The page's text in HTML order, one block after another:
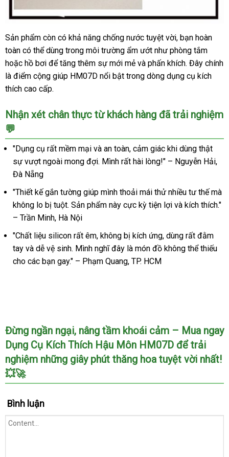
Dụng
Cụ
Kích
Thích
Hậu
Chuỗi
Hạt
Siêu
Khủng
Cho
Gay
Cấp
Sản phẩm còn có khả năng chống nước tuyệt vời, bạn hoàn
toàn có thể dùng trong môi trường ẩm ướt như phòng tắm
hoặc hồ bơi để tăng thêm sự mới mẻ và phấn khích. Đây chính
là điểm cộng giúp HM07D nổi bật trong dòng dụng cụ kích
thích cao cấp.
Nhận xét chân thực từ khách hàng đã trải nghiệm
💬
"Dụng cụ rất mềm mại và an toàn, cảm giác khi dùng thật
sự vượt ngoài mong đợi. Mình rất hài lòng!" – Nguyễn Hải,
Đà Nẵng
"Thiết kế gắn tường giúp mình thoải mái thử nhiều tư thế mà
không lo bị tuột. Sản phẩm này cực kỳ tiện lợi và kích thích."
– Trần Minh, Hà Nội
"Chất liệu silicon rất êm, không bị kích ứng, dùng rất đằm
tay và dễ vệ sinh. Mình nghĩ đây là món đồ không thể thiếu
cho các bạn gay." – Phạm Quang, TP. HCM
Đừng ngần ngại, nâng tầm khoái cảm – Mua ngay
Dụng Cụ Kích Thích Hậu Môn HM07D để trải
nghiệm những giây phút thăng hoa tuyệt vời nhất!
💥🚀
Bình luận